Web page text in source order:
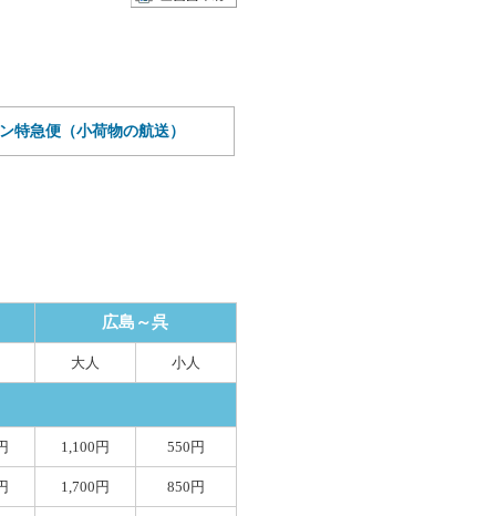
特急便（小荷物の航送）
広島～呉
大人 小人
1,100円 550円
1,700円 850円